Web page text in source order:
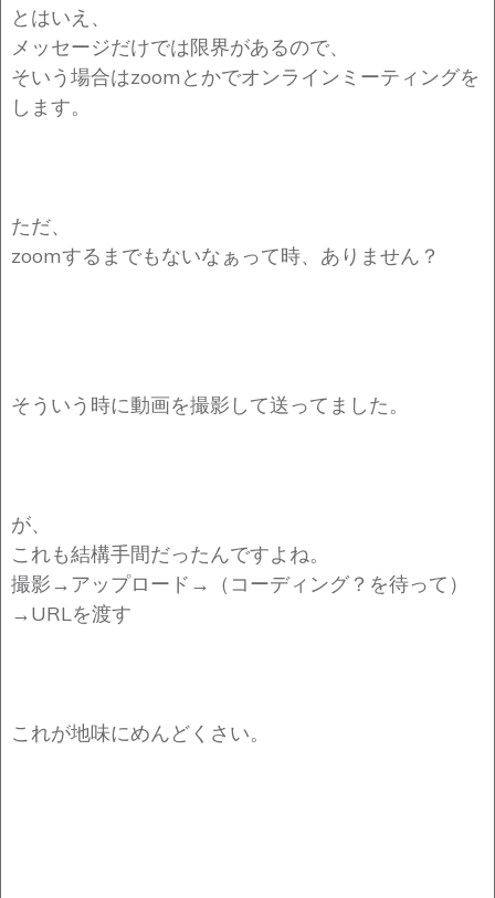
とはいえ、
メッセージだけでは限界があるので、
そいう場合はzoomとかでオンラインミーティングを
します。
ただ、
zoomするまでもないなぁって時、ありません？
そういう時に動画を撮影して送ってました。
が、
これも結構手間だったんですよね。
撮影→アップロード→（コーディング？を待って）
→URLを渡す
これが地味にめんどくさい。